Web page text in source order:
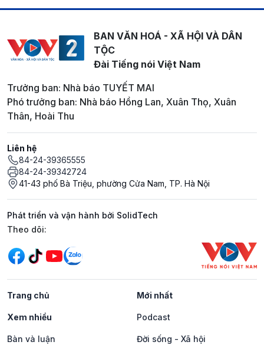
BAN VĂN HOÁ - XÃ HỘI VÀ DÂN
TỘC
Đài Tiếng nói Việt Nam
Trưởng ban: Nhà báo TUYẾT MAI
Phó trưởng ban: Nhà báo Hồng Lan, Xuân Thọ, Xuân
Thân, Hoài Thu
Liên hệ
84-24-39365555
84-24-39342724
41-43 phố Bà Triệu, phường Cửa Nam, TP. Hà Nội
Phát triển và vận hành bởi SolidTech
Mạng xã hội
Theo dõi:
Trang chủ Mới nhất
Xem nhiều Podcast
Bàn và luận Đời sống - Xã hội